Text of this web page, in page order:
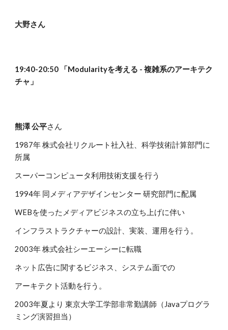
大野さん
19:40-20:50 「Modularityを考える - 複雑系のアーキテク
チャ」
熊澤 公平さん
1987年 株式会社リクルート社入社、科学技術計算部門に
所属
スーパーコンピュータ利用技術支援を行う
1994年 同メディアデザインセンター 研究部門に配属
WEBを使ったメディアビジネスの立ち上げに伴い
インフラストラクチャーの設計、実装、運用を行う。
2003年 株式会社シーエーシーに転職
ネット広告に関するビジネス、システム面での
アーキテクト活動を行う。
2003年夏より 東京大学工学部非常勤講師（Javaプログラ
ミング演習担当）